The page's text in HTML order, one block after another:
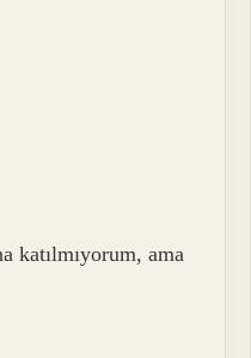
katılmıyorum, ama